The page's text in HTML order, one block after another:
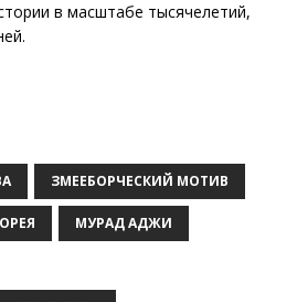
в масштабе тысячелетий,
ЗМЕЕБОРЧЕСКИЙ МОТИВ
МУРАД АДЖИ